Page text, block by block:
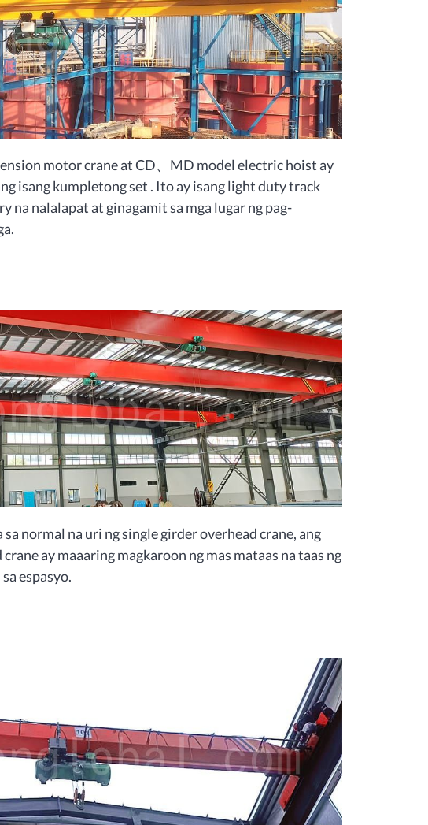
motor crane at CD、MD model electric hoist ay
isang kumpletong set . Ito ay isang light duty track
na nalalapat at ginagamit sa mga lugar ng pag-
normal na uri ng single girder overhead crane, ang
ay maaaring magkaroon ng mas mataas na taas ng
espasyo.